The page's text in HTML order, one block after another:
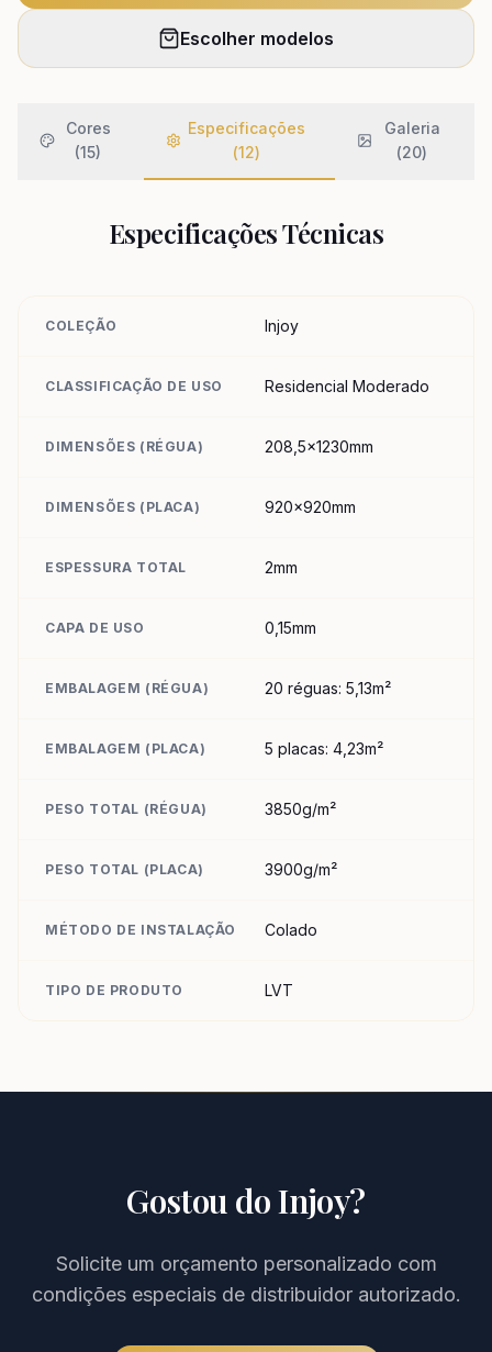
Escolher modelos
Cores
(15)
Especificações
(12)
Galeria
(20)
Especificações Técnicas
COLEÇÃO Injoy
CLASSIFICAÇÃO DE USO Residencial Moderado
DIMENSÕES (RÉGUA) 208,5x1230mm
DIMENSÕES (PLACA) 920x920mm
ESPESSURA TOTAL 2mm
CAPA DE USO 0,15mm
EMBALAGEM (RÉGUA) 20 réguas: 5,13m²
EMBALAGEM (PLACA) 5 placas: 4,23m²
PESO TOTAL (RÉGUA) 3850g/m²
PESO TOTAL (PLACA) 3900g/m²
MÉTODO DE INSTALAÇÃO Colado
TIPO DE PRODUTO LVT
Gostou doInjoy?
Solicite um orçamento personalizado com
condições especiais de distribuidor autorizado.